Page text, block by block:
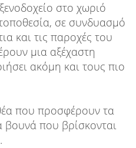
στο χωριό
σε συνδυασμό
και τις παροχές του
μια αξέχαστη
ακόμη και τους πιο
που προσφέρουν τα
που βρίσκονται